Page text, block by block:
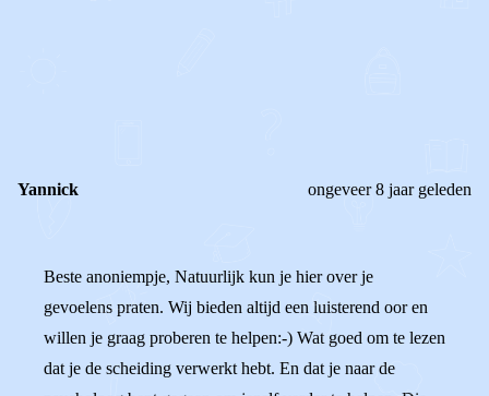
Yannick ongeveer 8 jaar geleden
Beste anoniempje, Natuurlijk kun je hier over je
gevoelens praten. Wij bieden altijd een luisterend oor en
willen je graag proberen te helpen:-) Wat goed om te lezen
dat je de scheiding verwerkt hebt. En dat je naar de